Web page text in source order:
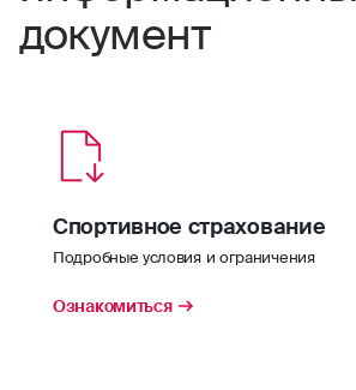
документ
Спортивное страхование
Подробные условия и ограничения
Ознакомиться